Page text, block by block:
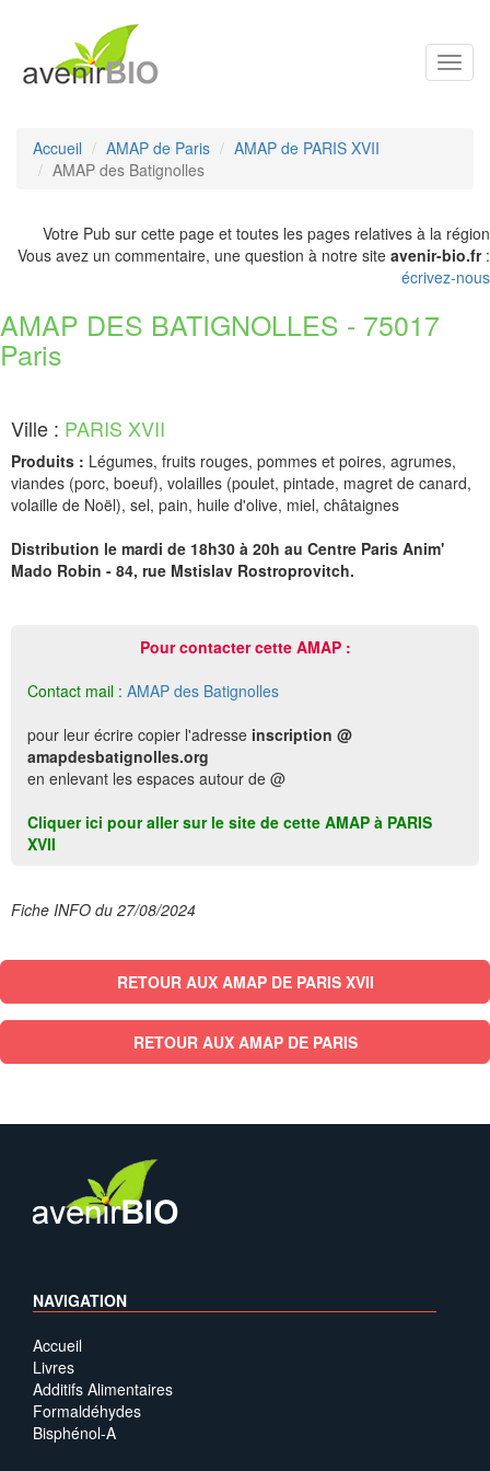
Accueil AMAP de Paris
AMAP de PARIS XVII
AMAP des Batignolles
Votre Pub sur cette page et toutes les pages relatives à la région
Vous avez un commentaire, une question à notre site avenir-bio.fr:
écrivez-nous
AMAP DES BATIGNOLLES - 75017
Paris
Ville : PARIS XVII
Produits : Légumes, fruits rouges, pommes et poires, agrumes,
viandes (porc, boeuf), volailles (poulet, pintade, magret de canard,
volaille de Noël), sel, pain, huile d'olive, miel, châtaignes
Distribution le mardi de 18h30 à 20h au Centre Paris Anim'
Mado Robin - 84, rue Mstislav Rostroprovitch.
Pour contacter cette AMAP :
Contact mail : AMAP des Batignolles
pour leur écrire copier l'adresse inscription @
amapdesbatignolles.org
en enlevant les espaces autour de @
Cliquer ici pour aller sur le site de cette AMAP à PARIS
XVII
Fiche INFO du 27/08/2024
RETOUR AUX AMAP DE PARIS XVII
RETOUR AUX AMAP DE PARIS
NAVIGATION
Accueil
Livres
Additifs Alimentaires
Formaldéhydes
Bisphénol-A